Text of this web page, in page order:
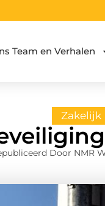
Team en Verhalen
Zakelijk
Door NMR